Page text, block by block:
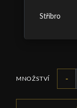
Stříbro
MNOŽSTVÍ -